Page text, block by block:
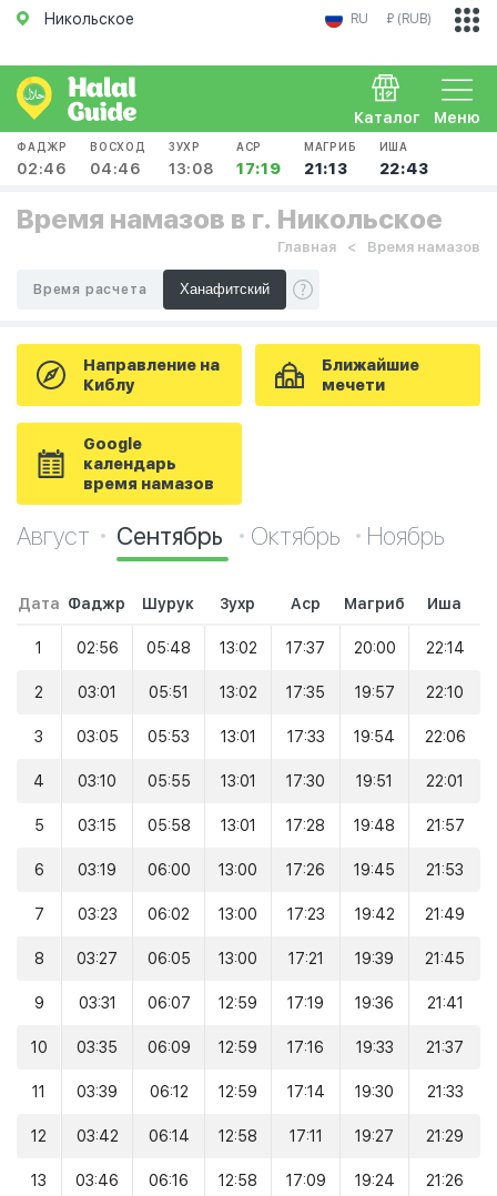
Никольское RU ₽ (RUB)
Меню
Каталог
ФАДЖР
02:46
ВОСХОД
04:46
ЗУХР
13:08
АСР
17:19
МАГРИБ
21:13
ИША
22:43
Время намазов в г. Никольское
Главная Время намазов
Время расчета
Направление на
Киблу
Ближайшие
мечети
Google
календарь
время намазов
Август Сентябрь Октябрь Ноябрь
Дата Фаджр Шурук Зухр Аср Магриб Иша
1 02:56 05:48 13:02 17:37 20:00 22:14
2 03:01 05:51 13:02 17:35 19:57 22:10
3 03:05 05:53 13:01 17:33 19:54 22:06
4 03:10 05:55 13:01 17:30 19:51 22:01
5 03:15 05:58 13:01 17:28 19:48 21:57
6 03:19 06:00 13:00 17:26 19:45 21:53
7 03:23 06:02 13:00 17:23 19:42 21:49
8 03:27 06:05 13:00 17:21 19:39 21:45
9 03:31 06:07 12:59 17:19 19:36 21:41
10 03:35 06:09 12:59 17:16 19:33 21:37
11 03:39 06:12 12:59 17:14 19:30 21:33
12 03:42 06:14 12:58 17:11 19:27 21:29
13 03:46 06:16 12:58 17:09 19:24 21:26